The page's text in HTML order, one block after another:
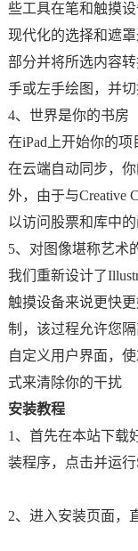
些工具在笔和触摸
现代化的选择和遮
部分并将所选内容
手或左手绘图，并
4、世界是你的书房
在iPad上开始你的
在云端自动同步，
外，由于与Creative
以访问股票和库中
5、对图像堪称艺术
我们重新设计了
触摸设备来说更快
制，该过程允许您
自定义用户界面，
式来清除你的干扰
安装教程
1、首先在本站下载
装程序，点击并运行
2、进入安装页面，